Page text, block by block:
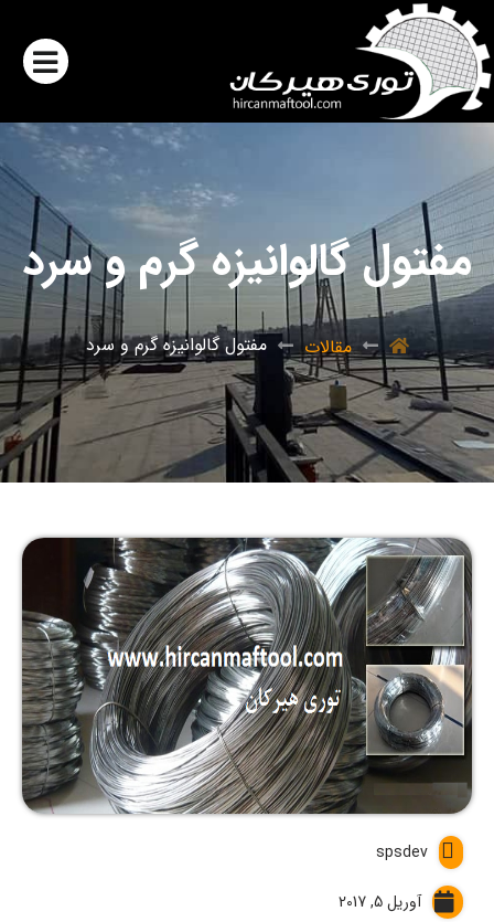
مفتول گالوانیزه گرم و سرد
مقالات مفتول گالوانیزه گرم و سرد
spsdev
آوریل 5, 2017